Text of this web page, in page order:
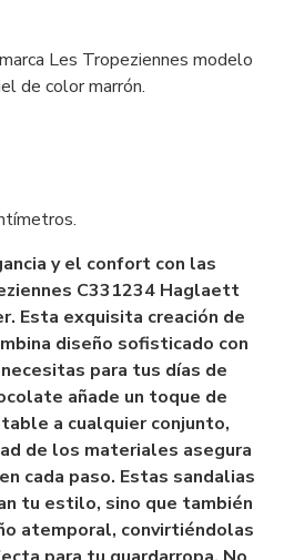
Les Tropeziennes modelo
de color marrón.
y el confort con las
C331234 Haglaett
Esta exquisita creación de
diseño sofisticado con
para tus días de
añade un toque de
a cualquier conjunto,
de los materiales asegura
cada paso. Estas sandalias
tu estilo, sino que también
atemporal, convirtiéndolas